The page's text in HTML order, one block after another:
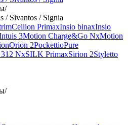
/
/ Sivantos / Signia
Cellion PrimaxInsio binaxInsio
3Motion Charge&Go NxMotion
Orion 2PockettioPure
312 NxSILK PrimaxSirion 2Styletto
/